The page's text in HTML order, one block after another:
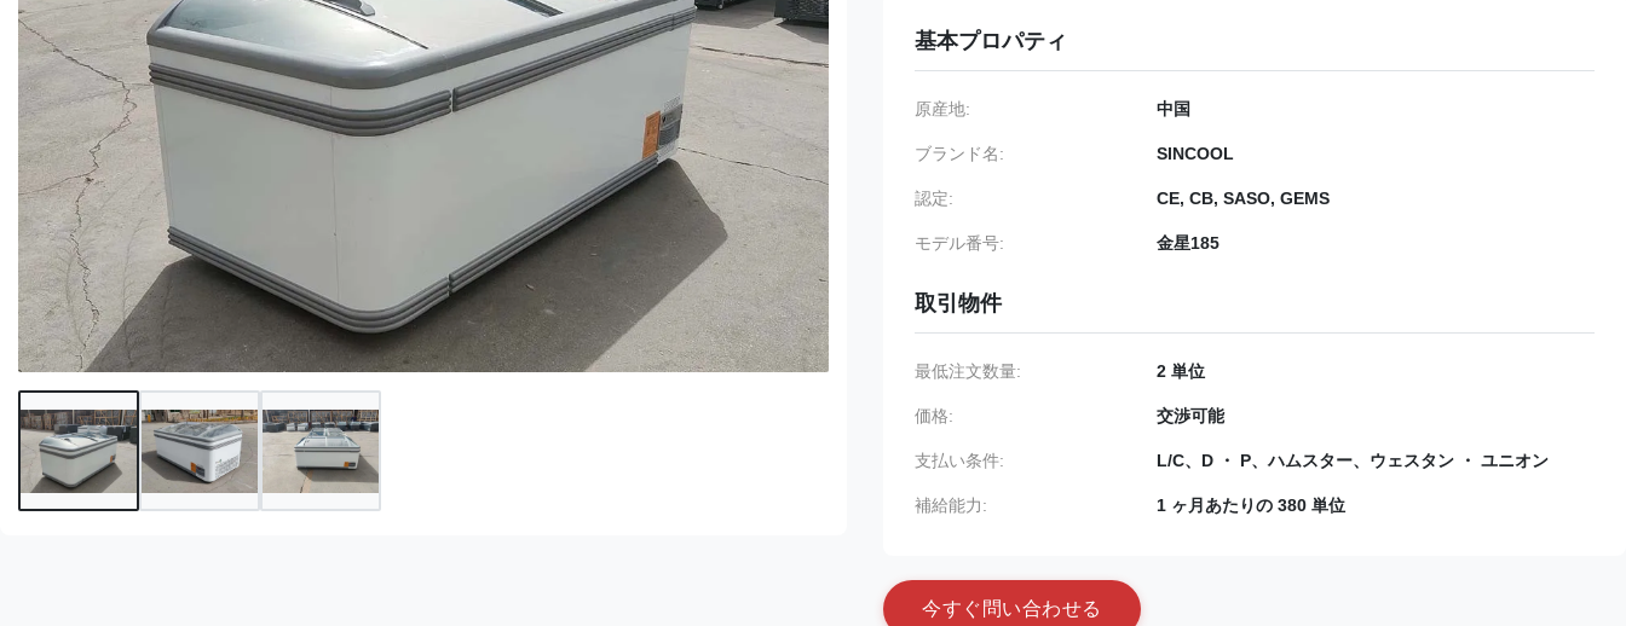
基本プロパティ
原産地: 中国
ブランド名: SINCOOL
認定: CE, CB, SASO, GEMS
モデル番号: 金星185
取引物件
最低注文数量: 2 単位
価格: 交渉可能
支払い条件: L/C、D ・ P、ハムスター、ウェスタン ・ ユニオン
補給能力: 1 ヶ月あたりの 380 単位
今す ぐ 問い合わせる